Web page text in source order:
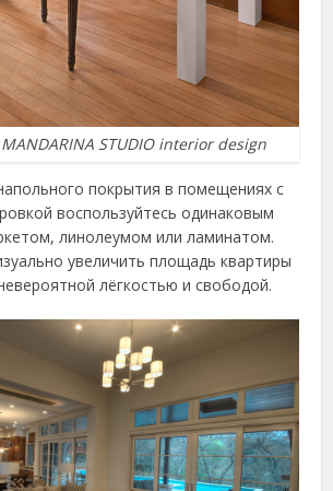
STUDIO interior design
покрытия в помещениях с
воспользуйтесь одинаковым
линолеумом или ламинатом.
увеличить площадь квартиры
лёгкостью и свободой.